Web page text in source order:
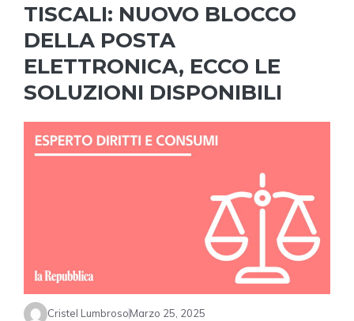
TISCALI: NUOVO BLOCCO
DELLA POSTA
ELETTRONICA, ECCO LE
SOLUZIONI DISPONIBILI
Cristel LumbrosoMarzo 25, 2025